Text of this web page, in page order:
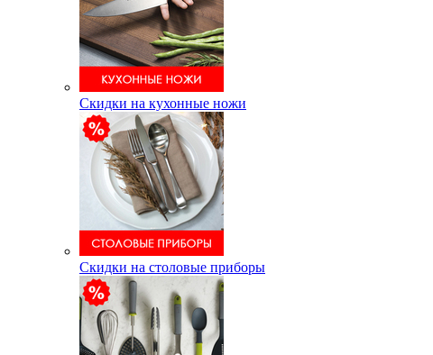
Скидки на кухонные ножи
Скидки на столовые приборы